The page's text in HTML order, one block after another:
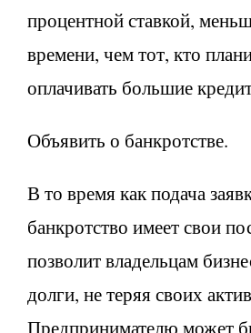
процентной ставкой,
времени, чем тот, кто
оплачивать большие
Объявить о банкротстве.
В то время как подача
банкротство имеет свои
позволит владельцам
долги, не теряя своих
Предпринимателю может